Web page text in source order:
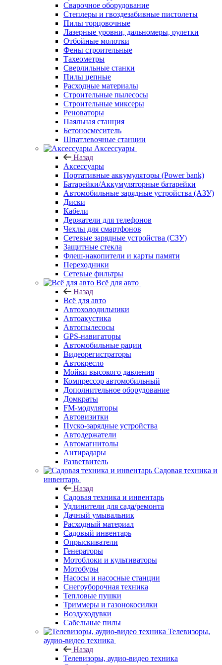
Сварочное оборудование
Степлеры и гвоздезабивные пистолеты
Пилы торцовочные
Лазерные уровни, дальномеры, рулетки
Отбойные молотки
Фены строительные
Тахеометры
Сверлильные станки
Пилы цепные
Расходные материалы
Строительные пылесосы
Строительные миксеры
Реноваторы
Паяльная станция
Бетоносмеситель
Шпатлевочные станции
Аксессуары
Назад
Аксессуары
Портативные аккумуляторы (Power bank)
Батарейки/Аккумуляторные батарейки
Автомобильные зарядные устройства (АЗУ)
Диски
Кабели
Держатели для телефонов
Чехлы для смартфонов
Сетевые зарядные устройства (СЗУ)
Защитные стекла
Флеш-накопители и карты памяти
Переходники
Сетевые фильтры
Всё для авто
Назад
Всё для авто
Автохолодильники
Автоакустика
Автопылесосы
GPS-навигаторы
Автомобильные рации
Видеорегистраторы
Автокресло
Мойки высокого давления
Компрессор автомобильный
Дополнительное оборудование
Домкраты
FM-модуляторы
Автовизитки
Пуско-зарядные устройства
Автодержатели
Автомагнитолы
Антирадары
Разветвитель
Садовая техника и
инвентарь
Назад
Садовая техника и инвентарь
Удлинители для сада/ремонта
Дачный умывальник
Расходный материал
Садовый инвентарь
Опрыскиватели
Генераторы
Мотоблоки и культиваторы
Мотобуры
Насосы и насосные станции
Снегоуборочная техника
Тепловые пушки
Триммеры и газонокосилки
Воздуходувки
Сабельные пилы
Телевизоры,
аудио-видео техника
Назад
Телевизоры, аудио-видео техника